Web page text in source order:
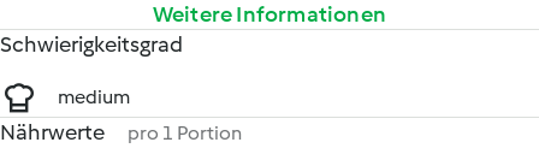
Weitere Informationen
Schwierigkeitsgrad
medium
Nährwerte pro 1 Portion